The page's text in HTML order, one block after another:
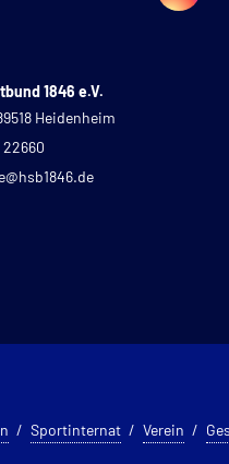
1846 e.V.
Heidenheim
22660
Sportinternat Verein